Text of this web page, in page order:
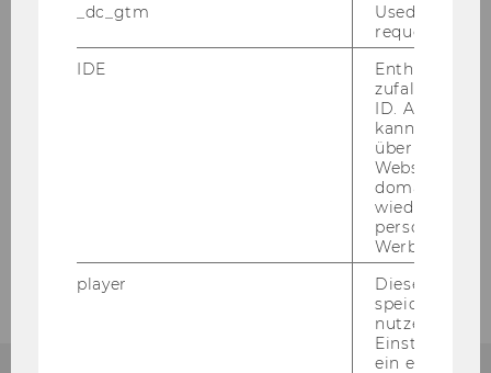
_dc_gtm
Used to
request rate.
IDE
Enthält eine
ID. Anhand
kann Google
über
Websites
Werbung
player
Dieses Cookie
speichert
ein